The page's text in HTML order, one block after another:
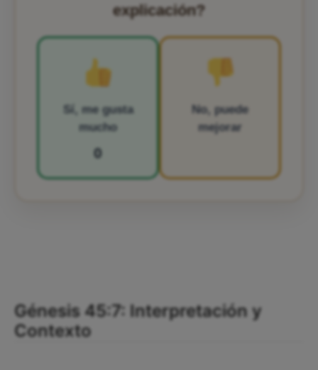
explicación?
Sí, me gusta
mucho
0
No, puede
mejorar
Génesis 45:7: Interpretación y
Contexto